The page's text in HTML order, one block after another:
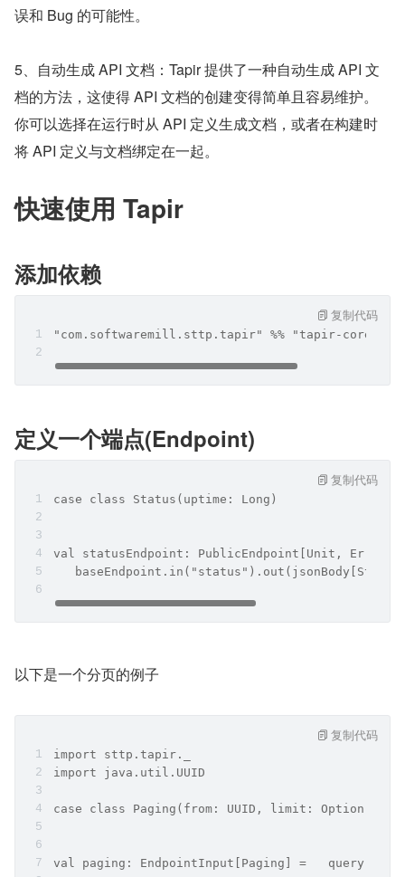
误和 Bug 的可能性。
5、自动生成 API 文档：Tapir 提供了一种自动生成 API 文
档的方法，这使得 API 文档的创建变得简单且容易维护。
你可以选择在运行时从 API 定义生成文档，或者在构建时
将 API 定义与文档绑定在一起。
快速使用 Tapir
添加依赖
"com.softwaremill.sttp.tapir" %% "tapir-core" %
复制代码
定义一个端点(Endpoint)
case class Status(uptime: Long)
val statusEndpoint: PublicEndpoint[Unit,
复制代码
以下是一个分页的例子
import sttp.tapir._
import java.util.UUID
case class Paging(from: UUID, limit:
val paging: EndpointInput[Paging] =
复制代码